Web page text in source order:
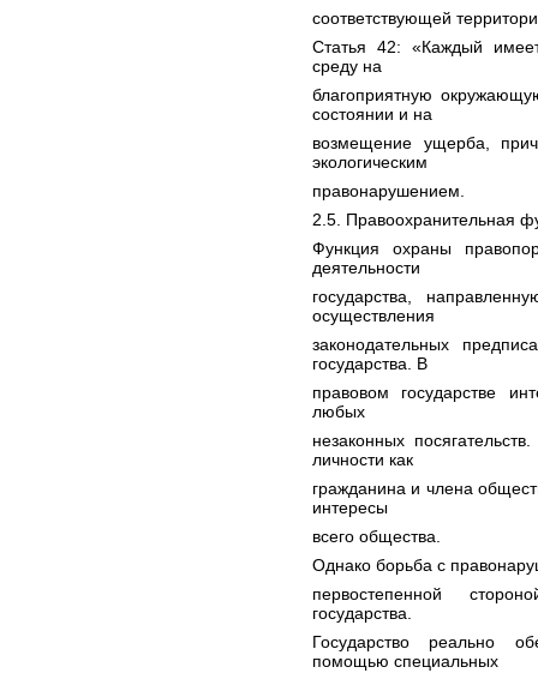
соответствующей
Статья 42: «Каждый
среду на
благоприятную
состоянии и на
возмещение ущерба,
экологическим
правонарушением.
2.5. Правоохранительная
Функция охраны
деятельности
государства,
осуществления
законодательных
государства. В
правовом государстве
любых
незаконных
личности как
гражданина и члена
интересы
всего общества.
Однако борьба с
первостепенной
государства.
Государство реально
помощью специальных